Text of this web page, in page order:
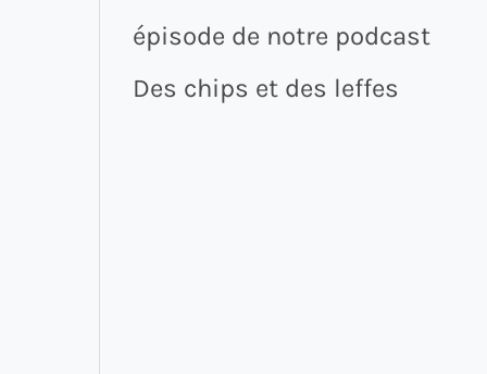
épisode de notre podcast
Des chips et des leffes